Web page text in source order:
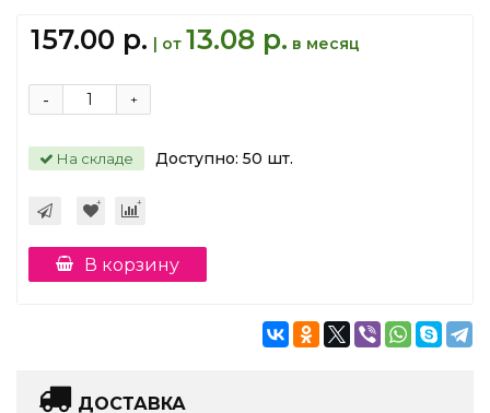
157.00 р. | от 13.08 р. в месяц
+
-
На складе Доступно: 50 шт.
В корзину
ДОСТАВКА